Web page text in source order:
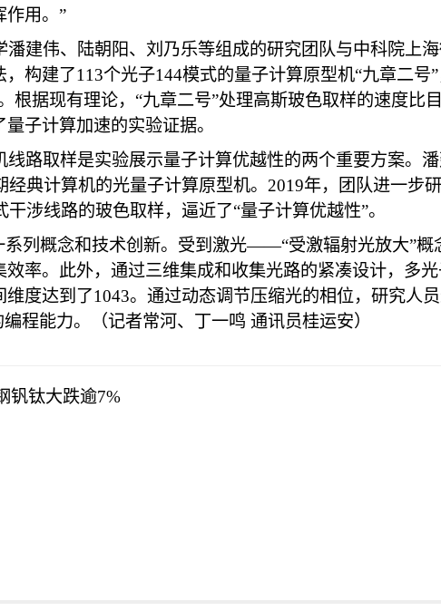
作用。”
建伟、陆朝阳、刘乃乐等组成的研究团队与中科院上
构建了113个光子144模式的量子计算原型机“九章二
根据现有理论，“九章二号”处理高斯玻色取样的速度比
子计算加速的实验证据。
路取样是实验展示量子计算优越性的两个重要方案。
典计算机的光量子计算原型机。2019年，团队进一步
涉线路的玻色取样，逼近了“量子计算优越性”。
系列概念和技术创新。受到激光——“受激辐射光放大”
率。此外，通过三维集成和收集光路的紧凑设计，多
度达到了1043。通过动态调节压缩光的相位，研究人
程能力。（记者常河、丁一鸣 通讯员桂运安）
钒钛大跌逾7%